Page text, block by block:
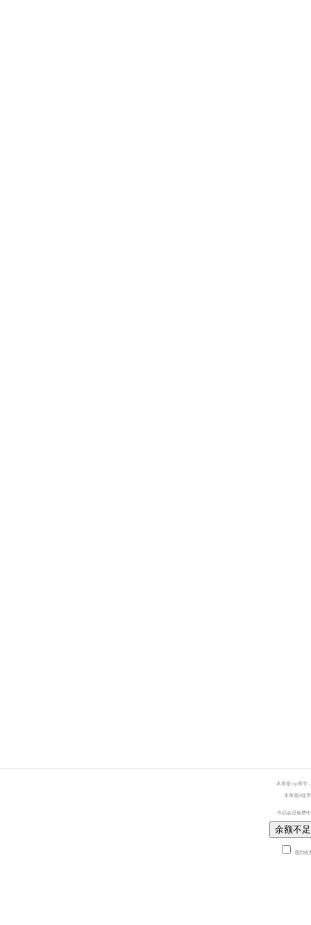
本章是vip章节
本章需6耽
作品会员免费中
余额不
遇到收